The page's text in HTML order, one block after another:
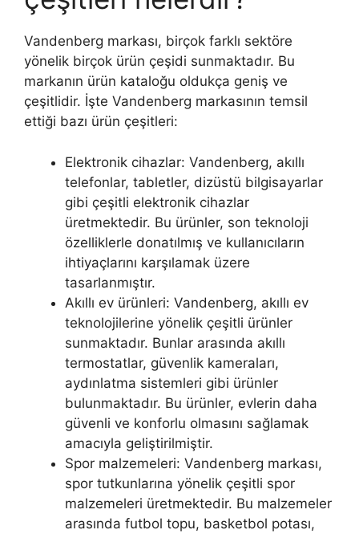
Vandenberg markası, birçok farklı sektöre
yönelik birçok ürün çeşidi sunmaktadır. Bu
markanın ürün kataloğu oldukça geniş ve
çeşitlidir. İşte Vandenberg markasının temsil
ettiği bazı ürün çeşitleri:
Elektronik cihazlar: Vandenberg, akıllı
telefonlar, tabletler, dizüstü bilgisayarlar
gibi çeşitli elektronik cihazlar
üretmektedir. Bu ürünler, son teknoloji
özelliklerle donatılmış ve kullanıcıların
ihtiyaçlarını karşılamak üzere
tasarlanmıştır.
Akıllı ev ürünleri: Vandenberg, akıllı ev
teknolojilerine yönelik çeşitli ürünler
sunmaktadır. Bunlar arasında akıllı
termostatlar, güvenlik kameraları,
aydınlatma sistemleri gibi ürünler
bulunmaktadır. Bu ürünler, evlerin daha
güvenli ve konforlu olmasını sağlamak
amacıyla geliştirilmiştir.
Spor malzemeleri: Vandenberg markası,
spor tutkunlarına yönelik çeşitli spor
malzemeleri üretmektedir. Bu malzemeler
arasında futbol topu, basketbol potası,